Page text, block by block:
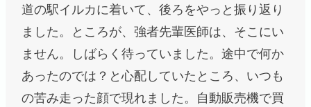
道の駅イルカに着いて、後ろをやっと振り返り
ました。ところが、強者先輩医師は、そこにい
ません。しばらく待っていました。途中で何か
あったのでは？と心配していたところ、いつも
の苦み走った顔で現れました。自動販売機で買